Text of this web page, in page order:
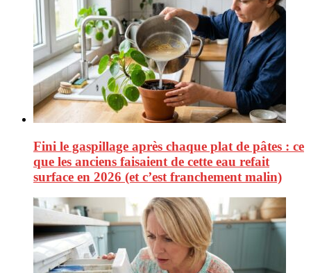
Fini le gaspillage après chaque plat de pâtes : ce
que les anciens faisaient de cette eau refait
surface en 2026 (et c’est franchement malin)